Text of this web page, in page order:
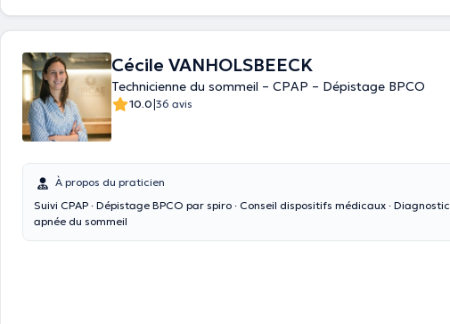
Cécile VANHOLSBEECK
Technicienne du sommeil – CPAP – Dépistage BPCO
10.0|36 avis
À propos du praticien
Suivi CPAP · Dépistage BPCO par spiro · Conseil dispositifs médicaux · Diagnostic
apnée du sommeil